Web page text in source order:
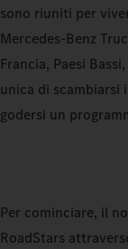
sono riuniti per
Mercedes-Benz
Francia, Paesi
unica di scambiarsi
godersi un
Per cominciare, il
RoadStars